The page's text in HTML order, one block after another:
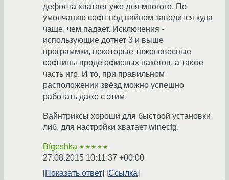
дефолта хватает уже для многого. По
умолчанию софт под вайном заводится куда
чаще, чем падает. Исключения -
использующие дотнет 3 и выше
программки, некоторые тяжеловесные
софтины вроде офисных пакетов, а также
часть игр. И то, при правильном
расположении звёзд можно успешно
работать даже с этим.
Вайнтриксы хороши для быстрой установки
либ, для настройки хватает winecfg.
Bfgeshka ★★★★★
27.08.2015 10:11:37 +00:00
Показать ответ
Ссылка